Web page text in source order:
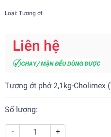
Loại: Tương ớt
Liên hệ
Tương ớt phở 2,1kg-Cholimex
Số lượng:
- +